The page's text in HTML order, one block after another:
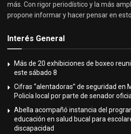
más. Con rigor periodístico y la más
propone informar y hacer pensar en
Interés General
Más de 20 exhibiciones de boxeo
este sábado 8
Cifras “alentadoras” de seguridad en
Policía local por parte de senador
Abella acompañó instancia del
educación en salud bucal para
discapacidad